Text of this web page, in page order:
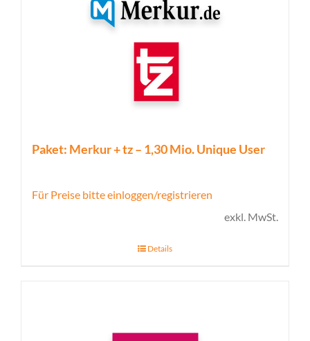
Paket: Merkur + tz – 1,30 Mio. Unique User
Für Preise bitte einloggen/registrieren
exkl. MwSt.
Details